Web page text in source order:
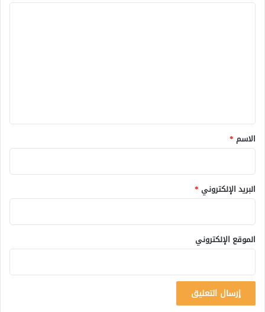
*
الاسم *
البريد الإلكتروني *
الموقع الإلكتروني